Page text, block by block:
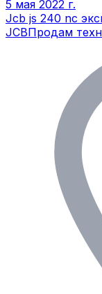
5 мая 2022 г.
Jcb js 240 nc
JCBПродам